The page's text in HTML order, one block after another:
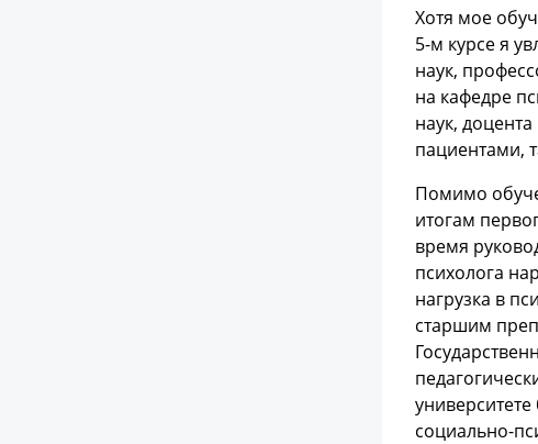
Хотя мое
5-м курсе я
наук,
на кафедре
наук,
пациентами,
Помимо
итогам
время
психолога
нагрузка в
старшим
социально-